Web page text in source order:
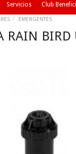
Servicios Club
EMERGENTES
RAIN